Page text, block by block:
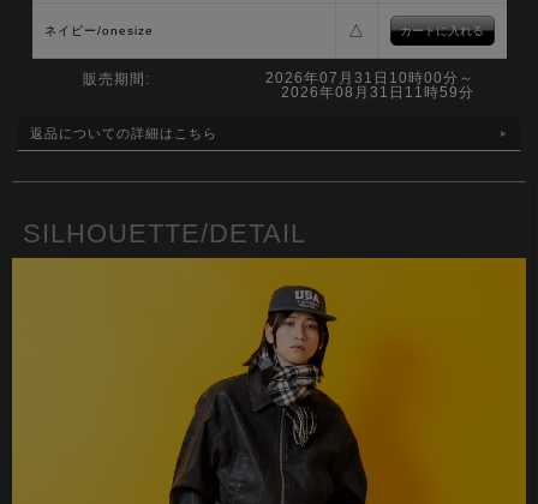
ネイビー/onesize △
販売期間:
2026年07月31日10時00分～
2026年08月31日11時59分
返品についての詳細はこちら
SILHOUETTE/DETAIL